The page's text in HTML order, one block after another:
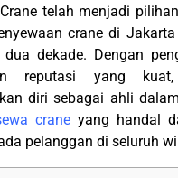
telah menjadi
crane di
dua dekade. Dengan
reputasi yang
diri sebagai ahli
craneyang handal
pelanggan di seluruh